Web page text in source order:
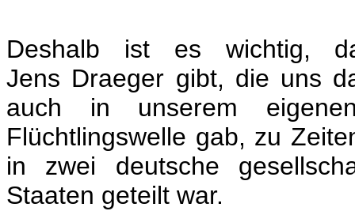
Deshalb ist es wichtig,
Jens Draeger gibt, die uns
auch in unserem
Flüchtlingswelle gab, zu
in zwei deutsche
Staaten geteilt war.